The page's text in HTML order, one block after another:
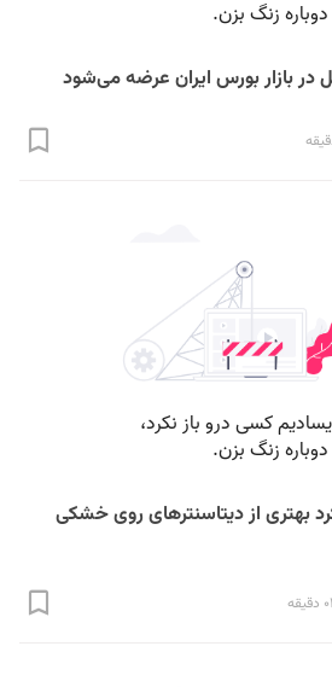
در بازار بورس ایران عرضه می‌شود
بهتری از دیتاسنتر‌های روی خشکی